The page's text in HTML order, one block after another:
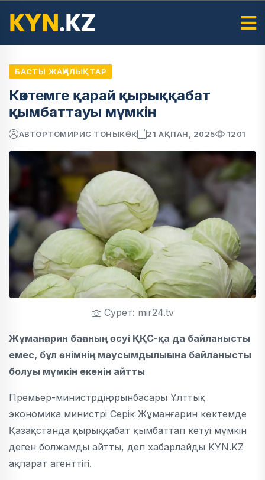
БАСТЫ ЖАҢАЛЫҚТАР
Көктемге қарай қырыққабат
қымбаттауы мүмкін
АВТОРТОМИРИС ТОНЫКӨК 21 АҚПАН, 2025 1201
Сурет: mir24.tv
Жұманғарин бағаның өсуі ҚҚС-қа да байланысты
емес, бұл өнімнің маусымдылығына байланысты
болуы мүмкін екенін айтты
Премьер-министрдің орынбасары Ұлттық
экономика министрі Серік Жұманғарин көктемде
Қазақстанда қырыққабат қымбаттап кетуі мүмкін
деген болжамды айтты, деп хабарлайды KYN.KZ
ақпарат агенттігі.